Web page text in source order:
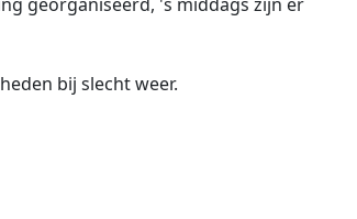
bij slecht weer.